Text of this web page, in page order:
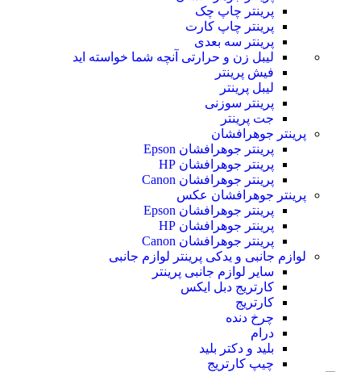
پرینتر چاپ چک
پرینتر چاپ کارت
پرینتر سه بعدی
لیبل زن و حرارتی آنچه شما خواسته اید
فیش پرینتر
لیبل پرینتر
پرینتر سوزنی
جت پرینتر
پرینتر جوهرافشان
پرینتر جوهرافشان Epson
پرینتر جوهرافشان HP
پرینتر جوهرافشان Canon
پرینتر جوهرافشان عکس
پرینتر جوهرافشان Epson
پرینتر جوهرافشان HP
پرینتر جوهرافشان Canon
لوازم جانبی و یدکی پرینتر لوازم جانبی
سایر لوازم جانبی پرینتر
کارتریج دبل ایکس
کارتریج
چرخ دنده
درام
بلید و دکتر بلید
چیپ کارتریج